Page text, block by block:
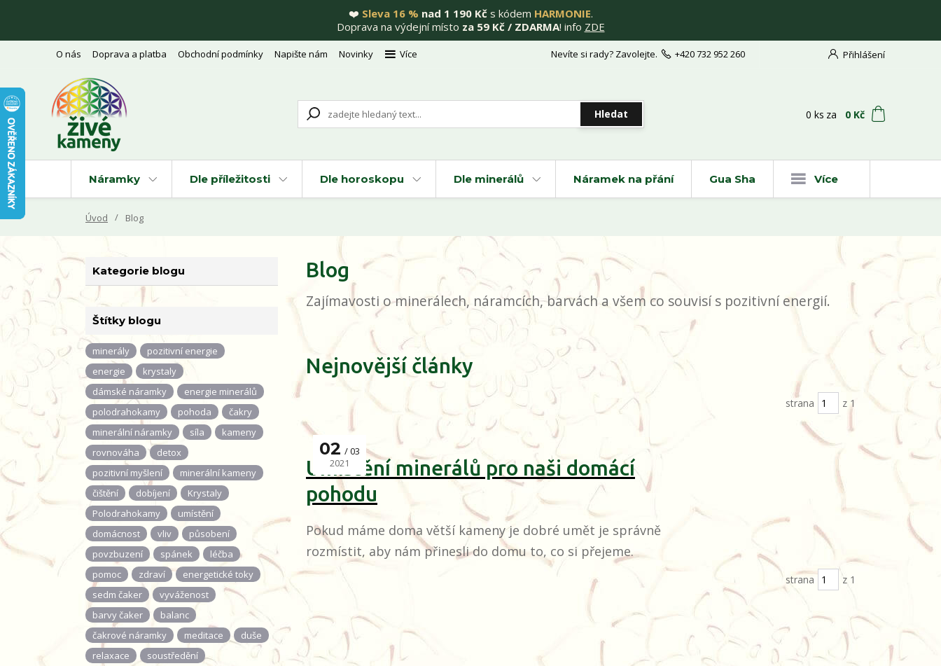
❤️ Sleva 16 % nad 1 190 Kčs kódem HARMONIE.
Doprava na výdejní místo za 59 Kč / ZDARMA! info ZDE
O nás Doprava a platba Obchodní podmínky Napište nám Novinky Více Přihlášení
Hledat
Nevíte si rady? Zavolejte. +420 732 952 260
0 ks za 0 Kč
Náramky Dle příležitosti Dle horoskopu Dle minerálů Náramek na přání Gua Sha Více
Úvod Blog
Kategorie blogu
Štítky blogu
minerály
pozitivní energie
energie
krystaly
dámské náramky
energie minerálů
polodrahokamy
pohoda
čakry
minerální náramky
síla
kameny
rovnováha
detox
pozitivní myšlení
minerální kameny
čištění
dobíjení
Krystaly
Polodrahokamy
umístění
domácnost
vliv
působení
povzbuzení
spánek
léčba
pomoc
zdraví
energetické toky
sedm čaker
vyváženost
barvy čaker
balanc
čakrové náramky
meditace
duše
relaxace
soustředění
Blog
Zajímavosti o minerálech, náramcích, barvách a všem co souvisí s pozitivní energií.
Nejnovější články
strana z 1
Umístění minerálů pro naši domácí
pohodu
02
03
2021
Pokud máme doma větší kameny je dobré umět je správně
rozmístit, aby nám přinesli do domu to, co si přejeme.
strana z 1